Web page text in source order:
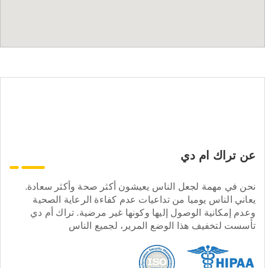
عن تراك ام دي
نحن في مهمة لجعل الناس يعيشون أكثر صحة وأكثر سعادة.
يعاني الناس يوميا من تداعيات عدم كفاءة الرعاية الصحية
وعدم إمكانية الوصول إليها وكونها غير مرضية. تراك أم دي
تأسست لتخفيف هذا الوضع المرير، لجميع الناس